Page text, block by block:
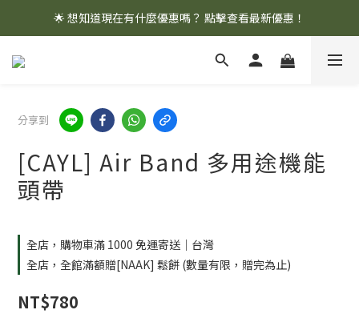
🌟 想知道現在有什麼優惠嗎？ 點擊查看最新優惠！
🌟 想知道現在有什麼優惠嗎？ 點擊查看最新優惠！
全館消費滿 $1,000 即享免運優惠
分享到
[CAYL] Air Band 多用途機能
頭帶
全店，購物車滿 1000 免運寄送｜台灣
全店，全館滿額贈[NAAK] 鬆餅 (數量有限，贈完為止)
NT$780